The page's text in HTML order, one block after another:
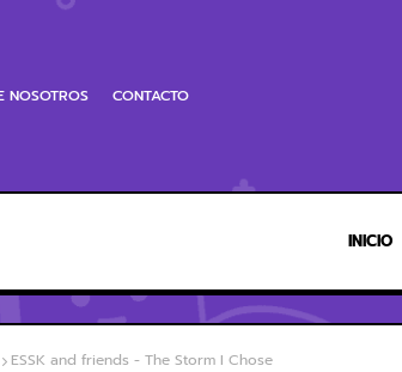
NOSOTROS CONTACTO
INICIO
ESSK and friends - The Storm I Chose